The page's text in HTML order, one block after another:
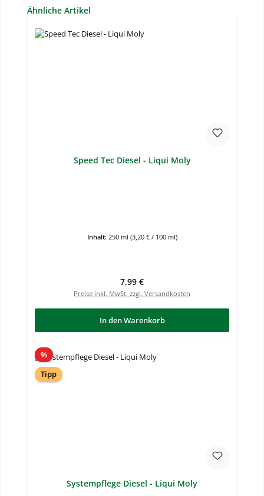
Produktgalerie überspringen
Ähnliche Artikel
Speed Tec Diesel - Liqui Moly
Inhalt: 250 ml (3,20 € / 100 ml)
Regulärer Preis:
7,99 €
Preise inkl. MwSt. zzgl. Versandkosten
In den Warenkorb
%Rabatt
Tipp
Systempflege Diesel - Liqui Moly